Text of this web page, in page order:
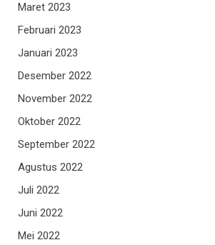
Maret 2023
Februari 2023
Januari 2023
Desember 2022
November 2022
Oktober 2022
September 2022
Agustus 2022
Juli 2022
Juni 2022
Mei 2022